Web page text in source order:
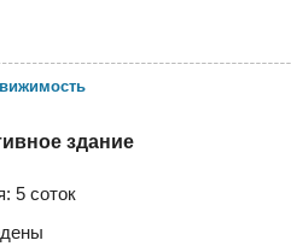
здание
5 соток